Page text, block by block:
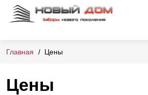
Главная Цены
Цены